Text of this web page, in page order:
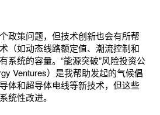
政策问题，但技术创新也会有所帮
（如动态线路额定值、潮流控制和
系统的容量。“能源突破”风险投资公
Ventures）是我帮助发起的气候倡
体和超导体电线等新技术，但这些
统性改进。